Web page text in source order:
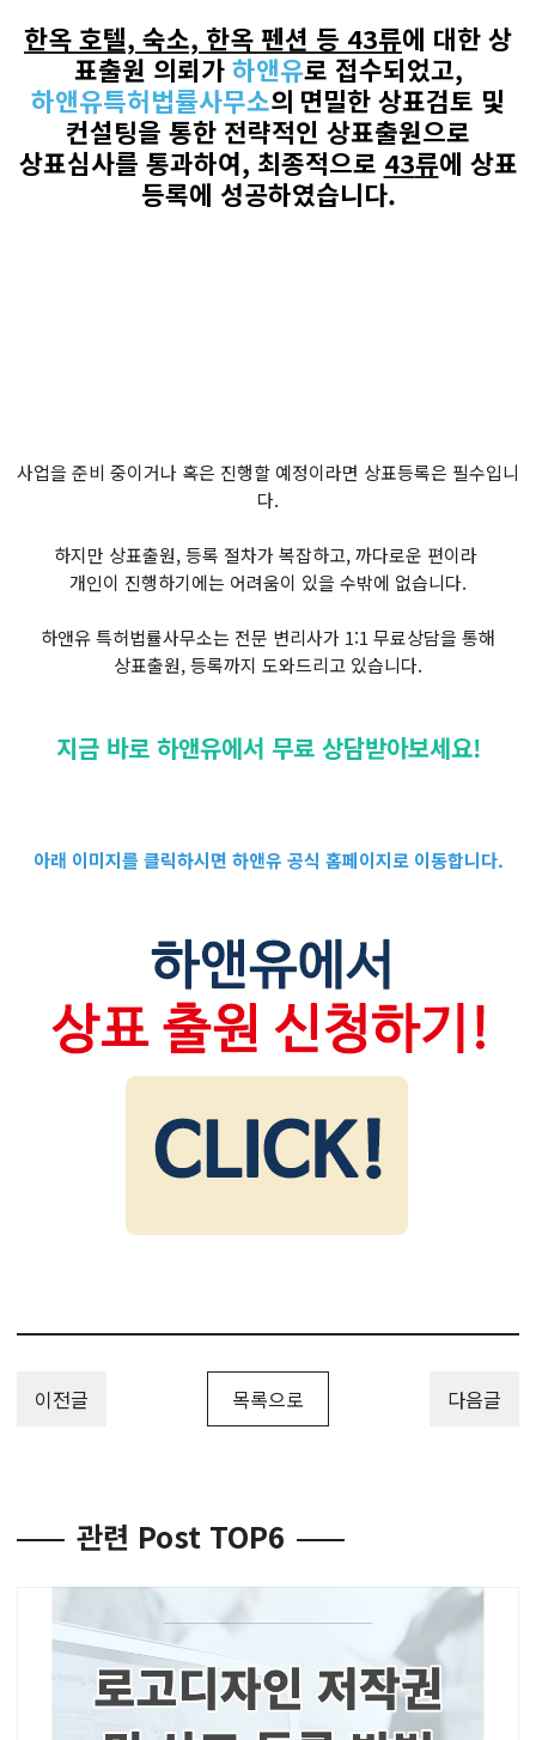
한옥 호텔, 숙소, 한옥 펜션 등 43류에 대한 상
표출원 의뢰가하앤유로 접수되었고,
하앤유특허법률사무소의 면밀한 상표검토 및
컨설팅을 통한 전략적인 상표출원으로
상표심사를 통과하여, 최종적으로 43류에 상표
등록에 성공하였습니다.
사업을 준비 중이거나 혹은 진행할 예정이라면 상표등록은 필수입니
다.
하지만 상표출원, 등록 절차가 복잡하고, 까다로운 편이라
개인이 진행하기에는 어려움이 있을 수밖에 없습니다.
하앤유 특허법률사무소는 전문 변리사가 1:1 무료상담을 통해
상표출원, 등록까지 도와드리고 있습니다.
지금 바로 하앤유에서 무료 상담받아보세요!
아래 이미지를 클릭하시면 하앤유 공식 홈페이지로 이동합니다.
이전글 목록으로 다음글
관련 Post TOP6